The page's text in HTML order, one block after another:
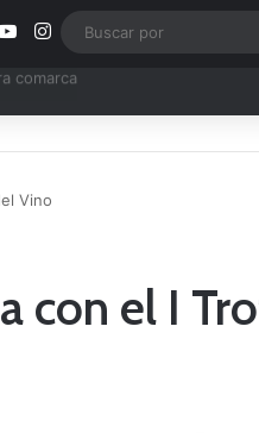
YouTube
Instagram
Vino
con el I